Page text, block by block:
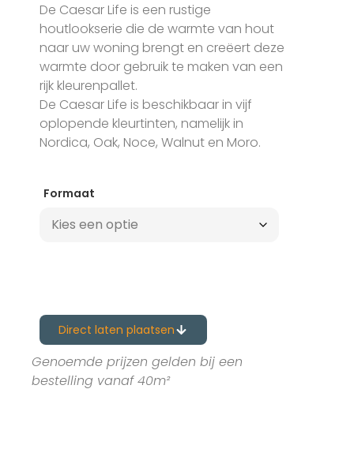
De Caesar Life is een rustige
houtlookserie die de warmte van hout
naar uw woning brengt en creëert deze
warmte door gebruik te maken van een
rijk kleurenpallet.
De Caesar Life is beschikbaar in vijf
oplopende kleurtinten, namelijk in
Nordica, Oak, Noce, Walnut en Moro.
Formaat
Direct laten plaatsen
Genoemde prijzen gelden bij een
bestelling vanaf 40m²